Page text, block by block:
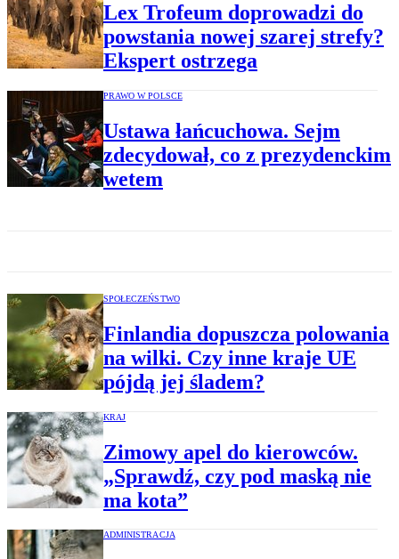
Lex Trofeum doprowadzi do
powstania nowej szarej strefy?
Ekspert ostrzega
PRAWO W POLSCE
Ustawa łańcuchowa. Sejm
zdecydował, co z prezydenckim
wetem
SPOŁECZEŃSTWO
Finlandia dopuszcza polowania
na wilki. Czy inne kraje UE
pójdą jej śladem?
KRAJ
Zimowy apel do kierowców.
„Sprawdź, czy pod maską nie
ma kota”
ADMINISTRACJA